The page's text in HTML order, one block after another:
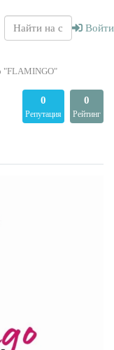
Войти
"FLAMINGO"
0
Репутация
0
Рейтинг